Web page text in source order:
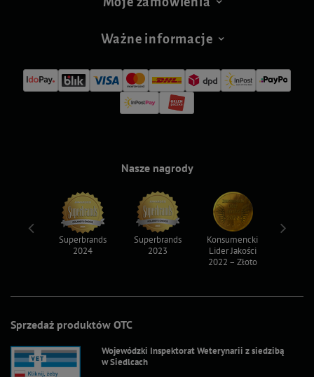
Ważne informacje
Sprzedaż produktów OTC
Wojewódzki Inspektorat Weterynarii z siedzibą
w Siedlcach
Nasze nagrody
Superbrands
2024
Superbrands
2023
Konsumencki
Lider Jakości
2022 – Złoto